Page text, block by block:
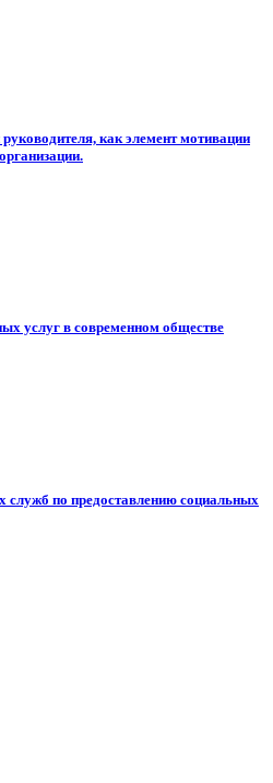
как элемент мотивации
услуг в современном обществе
служб по предоставлению социальных